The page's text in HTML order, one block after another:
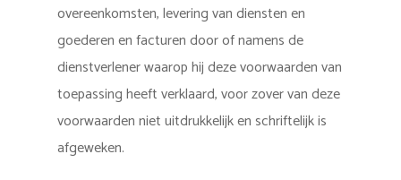
overeenkomsten, levering van diensten en
goederen en facturen door of namens de
dienstverlener waarop hij deze voorwaarden van
toepassing heeft verklaard, voor zover van deze
voorwaarden niet uitdrukkelijk en schriftelijk is
afgeweken.